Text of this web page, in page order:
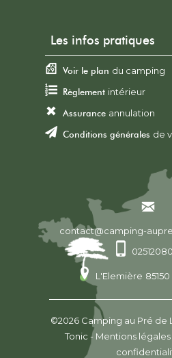
Les infos pratiques
Voir le plan du camping
Règlement intérieur
Assurance annulation
Conditions générales de
contact@camping-
L'Elemière 85150
©2026 Camping au Pré de
Tonic - Mentions légales